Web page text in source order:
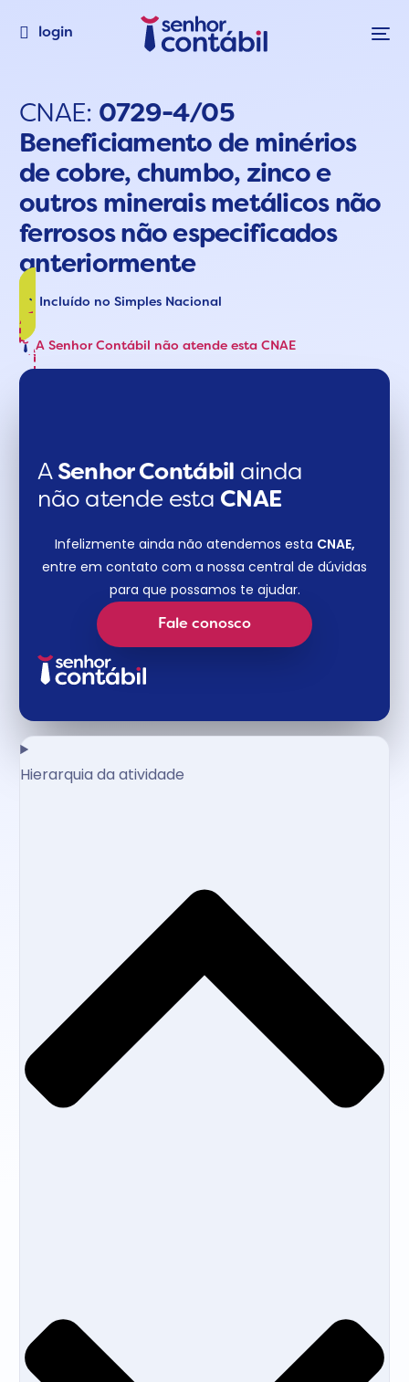
login
CNAE: 0729-4/05
Beneficiamento de minérios
de cobre, chumbo, zinco e
outros minerais metálicos não
ferrosos não especificados
anteriormente
Incluído no Simples Nacional
A Senhor Contábil não atende esta CNAE
A Senhor Contábil ainda
não atende esta CNAE​
Infelizmente ainda não atendemos esta CNAE,
entre em contato com a nossa central de dúvidas
para que possamos te ajudar.
Fale conosco
Hierarquia da atividade